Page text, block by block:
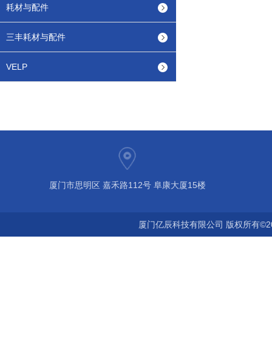
耗材与配件
三丰耗材与配件
VELP
厦门市思明区 嘉禾路112号 阜康大厦15楼
厦门亿辰科技有限公司 版权所有